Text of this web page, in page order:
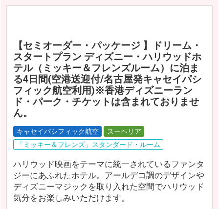
【セミオーダー・パッケージ 】ドリーム・
スタートプラン ディズニー・ハリウッドホ
テル（ミッキー＆フレンズルーム）に泊ま
る4日間(空港送迎付/名古屋発キャセイパシ
フィック航空利用)※香港ディズニーラン
ド・パーク・チケットは含まれておりませ
ん。
キャセイパシフィック航空
スーペリア
「ミッキー＆フレンズ」スタンダード・ルーム
ハリウッド映画をテーマに統一されているファンタ
ジーにあふれたホテル。アールデコ調のデザインや
ディズニーマジックを取り入れた空間でハリウッド
気分をお楽しみいただけます。